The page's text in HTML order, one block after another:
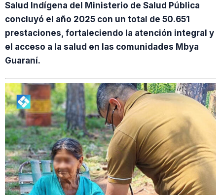
Salud Indígena del Ministerio de Salud Pública
concluyó el año 2025 con un total de 50.651
prestaciones, fortaleciendo la atención integral y
el acceso a la salud en las comunidades Mbya
Guaraní.